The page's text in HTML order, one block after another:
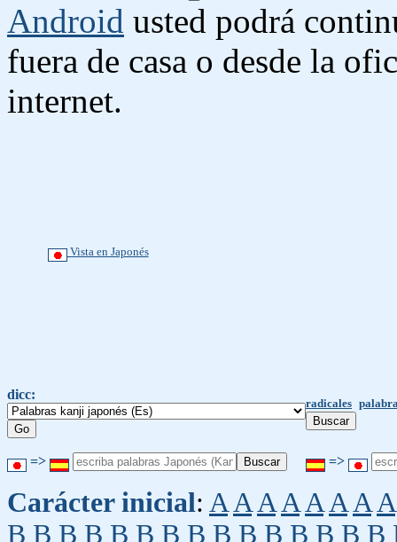
Android usted podrá
fuera de casa o desde la
internet.
Vista en Japonés
dicc:
radicales
=> =>
Carácter inicial: A A A A A A A A
B B B B B B B B B B B B B B B